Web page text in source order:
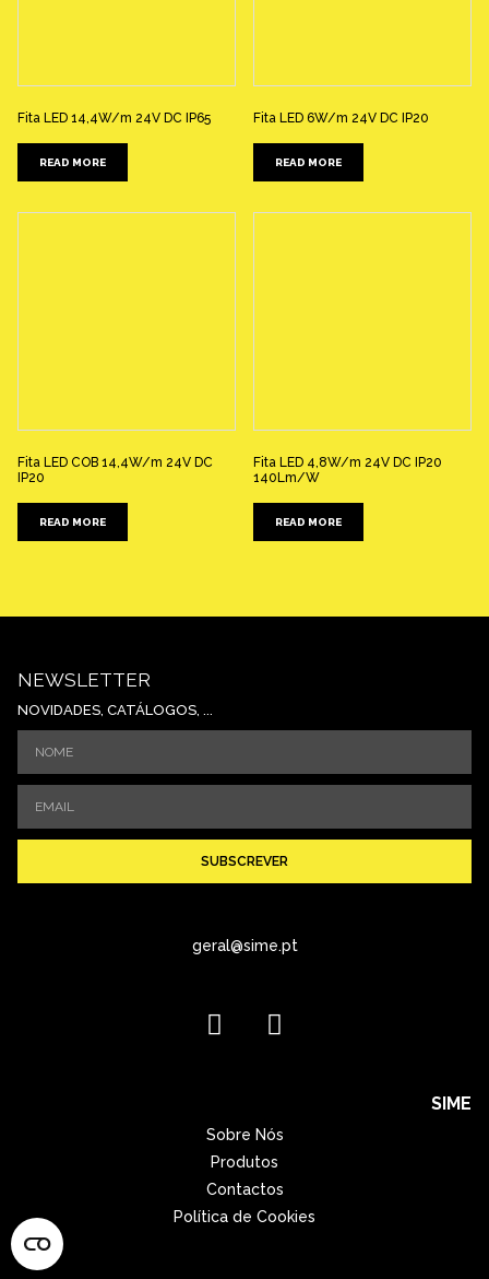
Fita LED 14,4W/m 24V DC IP65
READ MORE
Fita LED 6W/m 24V DC IP20
READ MORE
Fita LED COB 14,4W/m 24V DC
IP20
READ MORE
Fita LED 4,8W/m 24V DC IP20
140Lm/W
READ MORE
NEWSLETTER
NOVIDADES, CATÁLOGOS, ...
SUBSCREVER
geral@sime.pt
SIME
Sobre Nós
Produtos
Contactos
Política de Cookies